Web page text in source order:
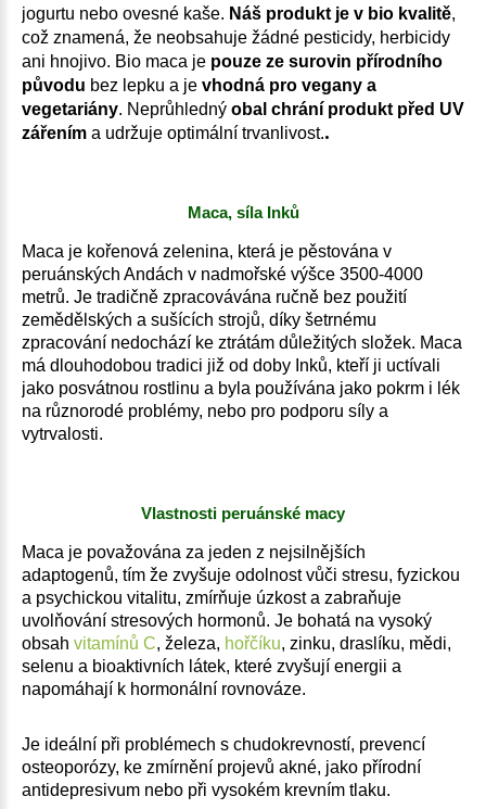
jogurtu nebo ovesné kaše. Náš produkt je v bio kvalitě,
což znamená, že neobsahuje žádné pesticidy, herbicidy
ani hnojivo. Bio maca je pouze ze surovin přírodního
původu bez lepku a je vhodná pro vegany a
vegetariány. Neprůhledný obal chrání produkt před UV
zářením a udržuje optimální trvanlivost..
Maca, síla Inků
Maca je kořenová zelenina, která je pěstována v
peruánských Andách v nadmořské výšce 3500-4000
metrů. Je tradičně zpracovávána ručně bez použití
zemědělských a sušících strojů, díky šetrnému
zpracování nedochází ke ztrátám důležitých složek. Maca
má dlouhodobou tradici již od doby Inků, kteří ji uctívali
jako posvátnou rostlinu a byla používána jako pokrm i lék
na různorodé problémy, nebo pro podporu síly a
vytrvalosti.
Vlastnosti peruánské macy
Maca je považována za jeden z nejsilnějších
adaptogenů, tím že zvyšuje odolnost vůči stresu, fyzickou
a psychickou vitalitu, zmírňuje úzkost a zabraňuje
uvolňování stresových hormonů. Je bohatá na vysoký
obsah vitamínů C, železa, hořčíku, zinku, draslíku, mědi,
selenu a bioaktivních látek, které zvyšují energii a
napomáhají k hormonální rovnováze.
Je ideální při problémech s chudokrevností, prevencí
osteoporózy, ke zmírnění projevů akné, jako přírodní
antidepresivum nebo při vysokém krevním tlaku.